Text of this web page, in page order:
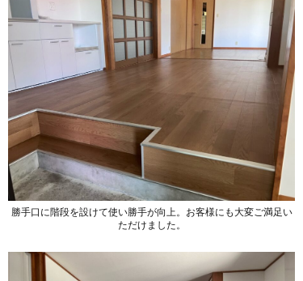
勝手口に階段を設けて使い勝手が向上。お客様にも大変ご満足い
ただけました。